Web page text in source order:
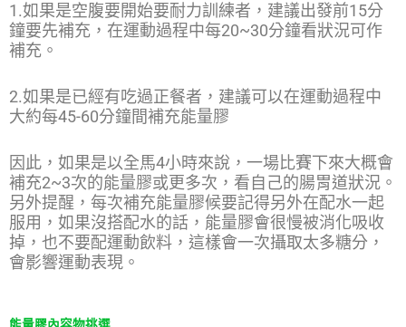
1.如果是空腹要開始要耐力訓練者，建議出發前15分
鐘要先補充，在運動過程中每20~30分鐘看狀況可作
補充。
2.如果是已經有吃過正餐者，建議可以在運動過程中
大約每45-60分鐘間補充能量膠
因此，如果是以全馬4小時來說，一場比賽下來大概會
補充2~3次的能量膠或更多次，看自己的腸胃道狀況。
另外提醒，每次補充能量膠候要記得另外在配水一起
服用，如果沒搭配水的話，能量膠會很慢被消化吸收
掉，也不要配運動飲料，這樣會一次攝取太多糖分，
會影響運動表現。
能量膠內容物挑選